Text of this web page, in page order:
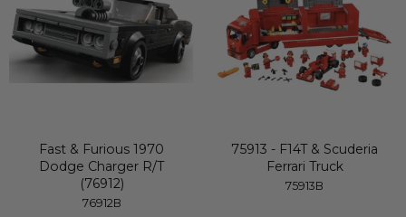
Fast & Furious 1970
Dodge Charger R/T
(76912)
76912B
75913 - F14T & Scuderia
Ferrari Truck
75913B